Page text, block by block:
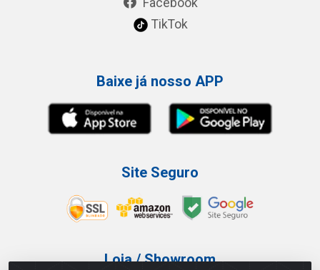
TikTok
Baixe já nosso APP
Site Seguro
Loja / Showroom